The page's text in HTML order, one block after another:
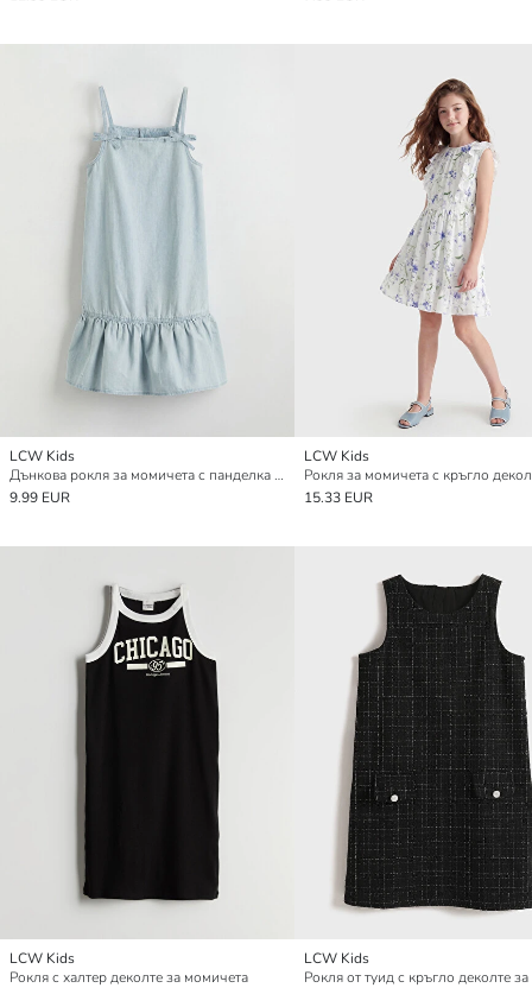
LCW Kids
Дънкова рокля за момичета с панделка и тънки презрамки
9.99 EUR
LCW Kids
15.33 EUR
LCW Kids
Рокля с халтер деколте за момичета
LCW Kids